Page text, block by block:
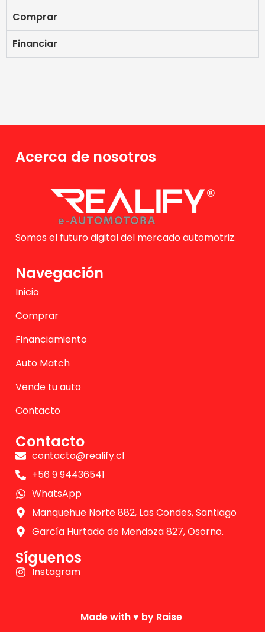
Comprar
Financiar
Acerca de nosotros
Somos el futuro digital del mercado automotriz.
Navegación
Inicio
Comprar
Financiamiento
Auto Match
Vende tu auto
Contacto
Contacto
contacto@realify.cl
+56 9 94436541
WhatsApp
Manquehue Norte 882, Las Condes, Santiago
García Hurtado de Mendoza 827, Osorno.
Síguenos
Instagram
Made with ♥️ by Raise